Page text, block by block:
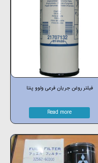
فیلتر روغن جریان فرعی ولوو پنتا
Read more